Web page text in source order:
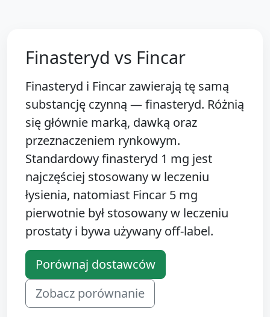
Finasteryd vs Fincar
Finasteryd i Fincar zawierają tę samą
substancję czynną — finasteryd. Różnią
się głównie marką, dawką oraz
przeznaczeniem rynkowym.
Standardowy finasteryd 1 mg jest
najczęściej stosowany w leczeniu
łysienia, natomiast Fincar 5 mg
pierwotnie był stosowany w leczeniu
prostaty i bywa używany off-label.
Porównaj dostawców
Zobacz porównanie